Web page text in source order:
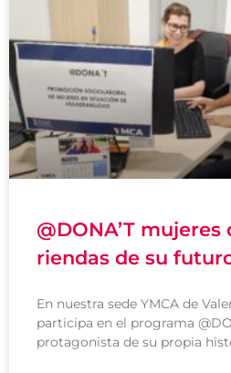
@DONA’T
riendas de su
En nuestra sede YMCA de
participa en el programa
protagonista de su propia